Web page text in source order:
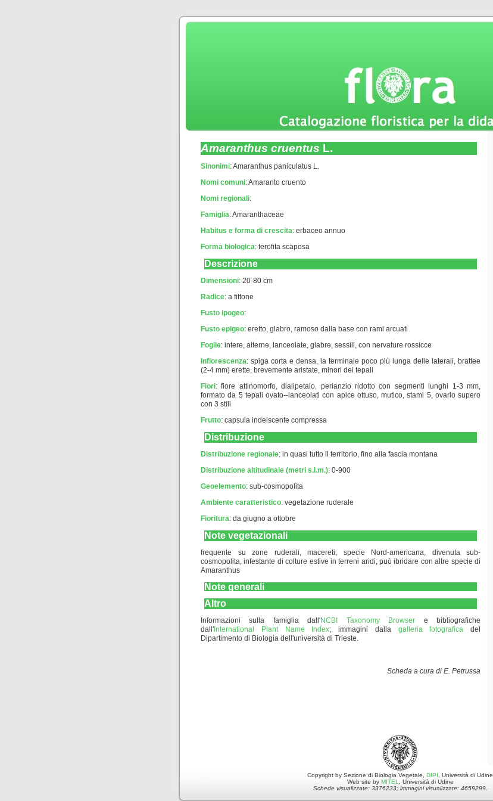
Amaranthus cruentus L.
Sinonimi: Amaranthus paniculatus L.
Nomi comuni: Amaranto cruento
Nomi regionali:
Famiglia: Amaranthaceae
Habitus e forma di crescita: erbaceo annuo
Forma biologica: terofita scaposa
Descrizione
Dimensioni: 20-80 cm
Radice: a fittone
Fusto ipogeo:
Fusto epigeo: eretto, glabro, ramoso dalla base con rami arcuati
Foglie: intere, alterne, lanceolate, glabre, sessili, con nervature rossicce
Infiorescenza: spiga corta e densa, la terminale poco più lunga delle laterali, brattee
(2-4 mm) erette, brevemente aristate, minori dei tepali
Fiori: fiore attinomorfo, dialipetalo, perianzio ridotto con segmenti lunghi 1-3 mm,
formato da 5 tepali ovato--lanceolati con apice ottuso, mutico, stami 5, ovario supero
con 3 stili
Frutto: capsula indeiscente compressa
Distribuzione
Distribuzione regionale: in quasi tutto il territorio, fino alla fascia montana
Distribuzione altitudinale (metri s.l.m.): 0-900
Geoelemento: sub-cosmopolita
Ambiente caratteristico: vegetazione ruderale
Fioritura: da giugno a ottobre
Note vegetazionali
frequente su zone ruderali, macereti; specie Nord-americana, divenuta sub-
cosmopolita, infestante di colture estive in terreni aridi; può ibridare con altre specie di
Amaranthus
Note generali
Altro
Informazioni sulla famiglia dall'NCBI Taxonomy Browser e bibliografiche
dall' International Plant Name Index; immagini dalla galleria fotografica del
Dipartimento di Biologia dell'università di Trieste.
Scheda a cura di E. Petrussa
Copyright by Sezione di Biologia Vegetale, DIPI , Università di Udine
Web site by MITEL
, Università di Udine
Schede visualizzate: 3376233; immagini visualizzate: 4659299.